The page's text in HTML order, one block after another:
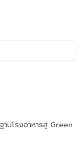
นโรงอาหารสู่ Green